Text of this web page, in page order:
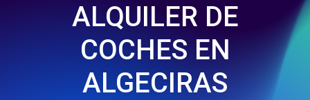
ALQUILER DE
COCHES EN
ALGECIRAS